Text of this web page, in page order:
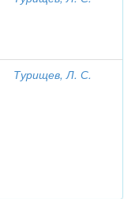
Турищев, Л. С.